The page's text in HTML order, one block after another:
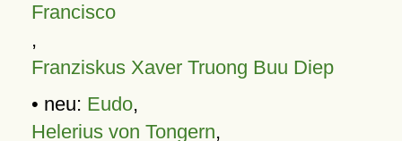
Francisco
,
Franziskus Xaver Truong Buu Diep
• neu: Eudo,
Helerius von Tongern,